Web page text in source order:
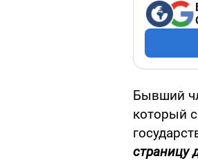
Бывший
который
страницу